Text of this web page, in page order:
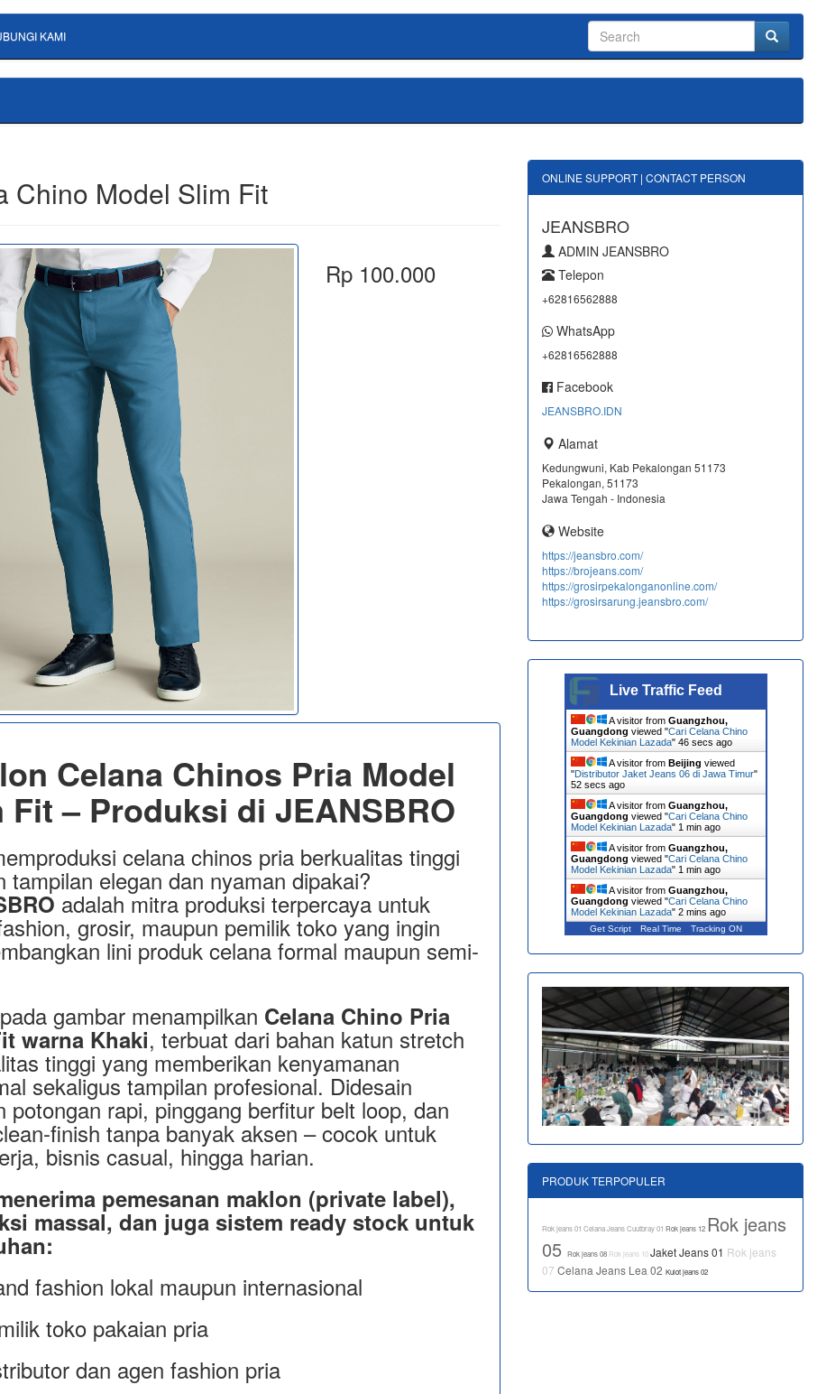
KAMI
Chino Model Slim Fit
Rp 100.000
Celana Chinos Pria Model
Fit – Produksi di JEANSBRO
celana chinos pria berkualitas tinggi
tampilan elegan dan nyaman dipakai?
adalah mitra produksi terpercaya untuk
grosir, maupun pemilik toko yang ingin
lini produk celana formal maupun semi-
gambar menampilkan Celana Chino Pria
warna Khaki, terbuat dari bahan katun stretch
tinggi yang memberikan kenyamanan
sekaligus tampilan profesional. Didesain
potongan rapi, pinggang berfitur belt loop, dan
finish tanpa banyak aksen – cocok untuk
bisnis casual, hingga harian.
pemesanan maklon (private label),
massal, dan juga sistem ready stock untuk
fashion lokal maupun internasional
toko pakaian pria
dan agen fashion pria
ONLINE SUPPORT | CONTACT PERSON
JEANSBRO
ADMIN JEANSBRO
Telepon
+62816562888
WhatsApp
+62816562888
Facebook
JEANSBRO.IDN
Alamat
Kedungwuni, Kab Pekalongan 51173
Pekalongan, 51173
Jawa Tengah - Indonesia
Website
https://jeansbro.com/
https://brojeans.com/
https://grosirpekalonganonline.com/
https://grosirsarung.jeansbro.com/
Live Traffic Feed
A visitor from Guangzhou,
Guangdong viewed "Cari Celana Chino
Model Kekinian Lazada" 47 secs ago
A visitor from Beijing viewed
"Distributor Jaket Jeans 06 di Jawa Timur"
53 secs ago
A visitor from Guangzhou,
Guangdong viewed "Cari Celana Chino
Model Kekinian Lazada" 1 min ago
A visitor from Guangzhou,
Guangdong viewed "Cari Celana Chino
Model Kekinian Lazada" 1 min ago
A visitor from Guangzhou,
Guangdong viewed "Cari Celana Chino
Model Kekinian Lazada" 2 mins ago
Get Script Real Time Tracking ON
PRODUK TERPOPULER
Rok jeans 01 Celana Jeans Cuutbray 01 Rok jeans 12 Rok jeans
05 Rok jeans 08 Rok jeans 10Jaket Jeans 01 Rok jeans
07 Celana Jeans Lea 02 Kulot jeans 02